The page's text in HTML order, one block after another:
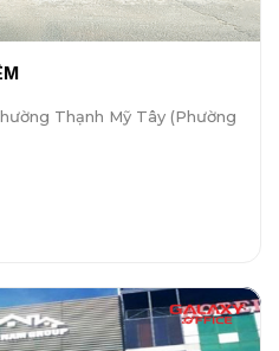
Thạnh Mỹ Tây (Phường